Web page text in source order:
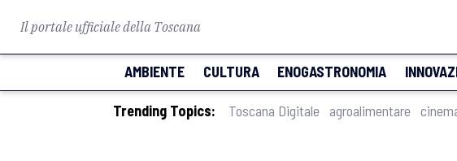
Il portale ufficiale della Toscana
AMBIENTE CULTURA ENOGASTRONOMIA
Trending Topics: Toscana Digitale agroalimentare